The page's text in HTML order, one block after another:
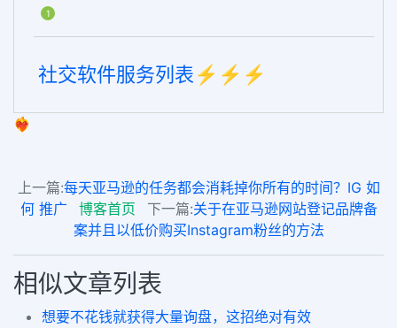
1
社交软件服务列表⚡️⚡️⚡️
❤️‍🔥
上一篇:每天亚马逊的任务都会消耗掉你所有的时间？IG 如
何 推广
博客首页 下一篇:关于在亚马逊网站登记品牌备
案并且以低价购买Instagram粉丝的方法
相似文章列表
想要不花钱就获得大量询盘，这招绝对有效